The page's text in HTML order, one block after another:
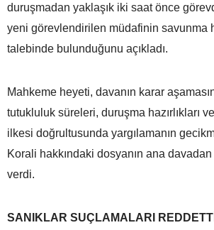
duruşmadan yaklaşık iki saat önce
yeni görevlendirilen müdafinin savunma
talebinde bulunduğunu açıkladı.
Mahkeme heyeti, davanın karar
tutukluluk süreleri, duruşma hazırlıkları
ilkesi doğrultusunda yargılamanın
Korali hakkındaki dosyanın ana davadan
verdi.
SANIKLAR SUÇLAMALARI REDDETTİ